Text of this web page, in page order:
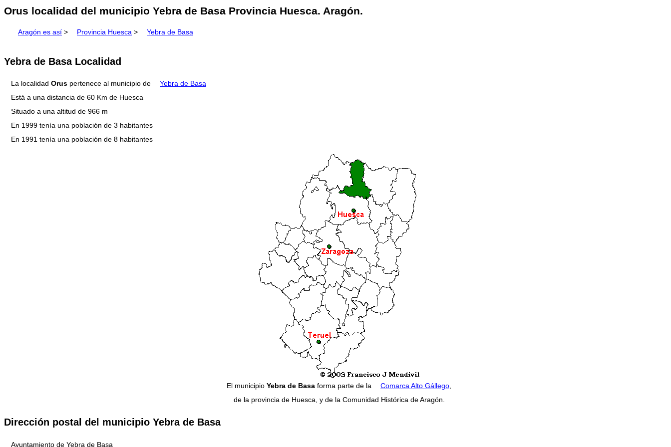
Orus localidad del municipio Yebra de Basa Provincia Huesca. Aragón.
Aragón es así > Provincia Huesca > Yebra de Basa
Yebra de Basa Localidad
La localidad Orus pertenece al municipio de
Yebra de Basa
Está a una distancia de 60 Km de Huesca
Situado a una altitud de 966 m
En 1999 tenía una población de 3 habitantes
En 1991 tenía una población de 8 habitantes
El municipio Yebra de Basa forma parte de la Comarca Alto Gállego,
de la provincia de Huesca, y de la Comunidad Histórica de Aragón.
Dirección postal del municipio Yebra de Basa
Ayuntamiento de Yebra de Basa